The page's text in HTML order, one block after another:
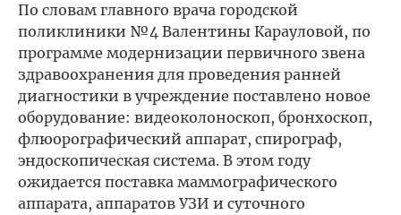
По словам главного врача городской
поликлиники №4 Валентины Карауловой, по
программе модернизации первичного звена
здравоохранения для проведения ранней
диагностики в учреждение поставлено новое
оборудование: видеоколоноскоп, бронхоскоп,
флюорографический аппарат, спирограф,
эндоскопическая система. В этом году
ожидается поставка маммографического
аппарата, аппаратов УЗИ и суточного